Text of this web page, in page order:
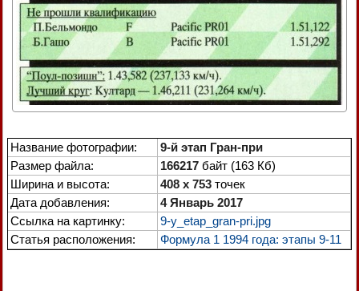
Название фотографии:
9-й этап Гран-при
Размер файла:
166217 байт (163 Кб)
Ширина и высота:
408 x 753 точек
Дата добавления:
4 Январь 2017
Ссылка на картинку:
9-y_etap_gran-pri.jpg
Статья расположения:
Формула 1 1994 года: этапы 9-11